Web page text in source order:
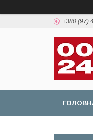
+380 (97)